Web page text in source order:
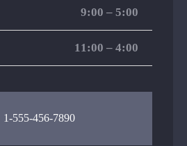
9:00 – 5:00
11:00 – 4:00
1-555-456-7890